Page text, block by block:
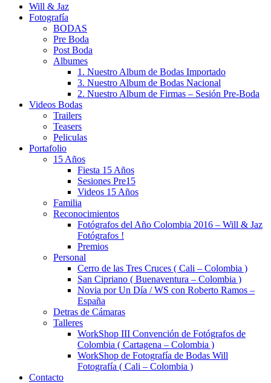
Will & Jaz
Fotografía
BODAS
Pre Boda
Post Boda
Albumes
1. Nuestro Album de Bodas Importado
3. Nuestro Album de Bodas Nacional
2. Nuestro Album de Firmas – Sesión Pre-Boda
Videos Bodas
Trailers
Teasers
Peliculas
Portafolio
15 Años
Fiesta 15 Años
Sesiones Pre15
Videos 15 Años
Familia
Reconocimientos
Fotógrafos del Año Colombia 2016 – Will & Jaz
Fotógrafos !
Premios
Personal
Cerro de las Tres Cruces ( Cali – Colombia )
San Cipriano ( Buenaventura – Colombia )
Novia por Un Día / WS con Roberto Ramos –
España
Detras de Cámaras
Talleres
WorkShop III Convención de Fotógrafos de
Colombia ( Cartagena – Colombia )
WorkShop de Fotografía de Bodas Will
Fotografía ( Cali – Colombia )
Contacto